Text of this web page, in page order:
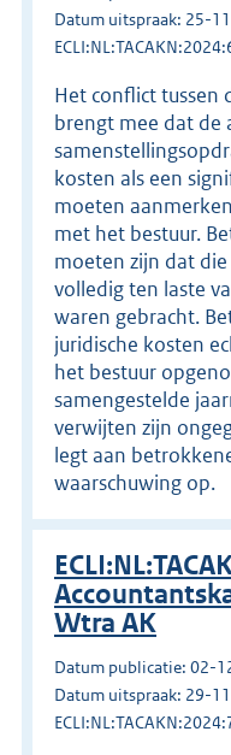
Datum uitspraak: 25-
Het conflict tussen
brengt mee dat de
kosten als een
moeten
met het bestuur.
moeten zijn dat
volledig ten laste
waren gebracht.
juridische kosten
het bestuur
samengestelde
verwijten zijn
legt aan
waarschuwing op.
Wtra AK
Datum publicatie: 02-
Datum uitspraak: 29-